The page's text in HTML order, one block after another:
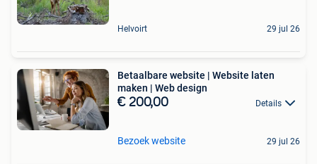
Helvoirt 29 jul 26
Betaalbare website | Website laten
maken | Web design
€ 200,00 Details
Bezoek website 29 jul 26